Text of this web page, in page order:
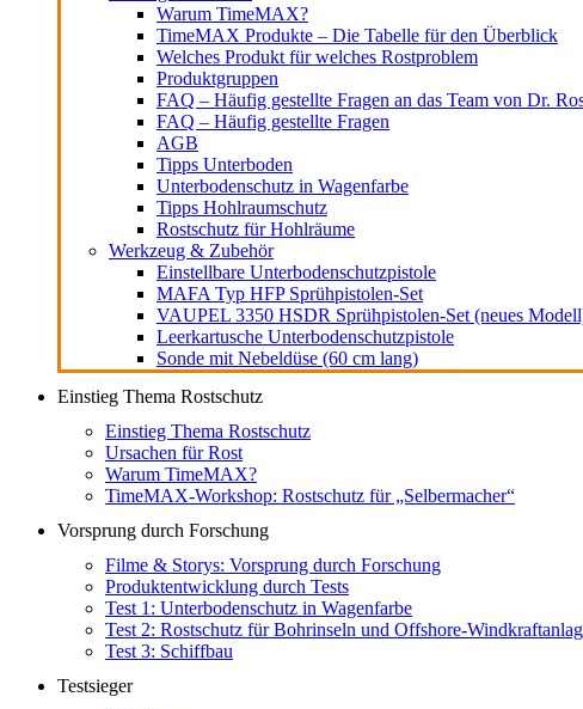
Warum TimeMAX?
TimeMAX Produkte – Die Tabelle für den Überblick
Welches Produkt für welches Rostproblem
Produktgruppen
FAQ – Häufig gestellte Fragen an das Team von Dr.
FAQ – Häufig gestellte Fragen
AGB
Tipps Unterboden
Unterbodenschutz in Wagenfarbe
Tipps Hohlraumschutz
Rostschutz für Hohlräume
Werkzeug & Zubehör
Einstellbare Unterbodenschutzpistole
MAFA Typ HFP Sprühpistolen-Set
VAUPEL 3350 HSDR Sprühpistolen-Set (neues
Leerkartusche Unterbodenschutzpistole
Sonde mit Nebeldüse (60 cm lang)
Einstieg Thema Rostschutz
Einstieg Thema Rostschutz
Ursachen für Rost
Warum TimeMAX?
TimeMAX-Workshop: Rostschutz für „Selbermacher“
Vorsprung durch Forschung
Filme & Storys: Vorsprung durch Forschung
Produktentwicklung durch Tests
Test 1: Unterbodenschutz in Wagenfarbe
Test 2: Rostschutz für Bohrinseln und Offshore-
Test 3: Schiffbau
Testsieger